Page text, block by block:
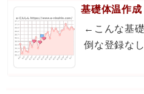
基礎体温作成
←こんな基
倒な登録な